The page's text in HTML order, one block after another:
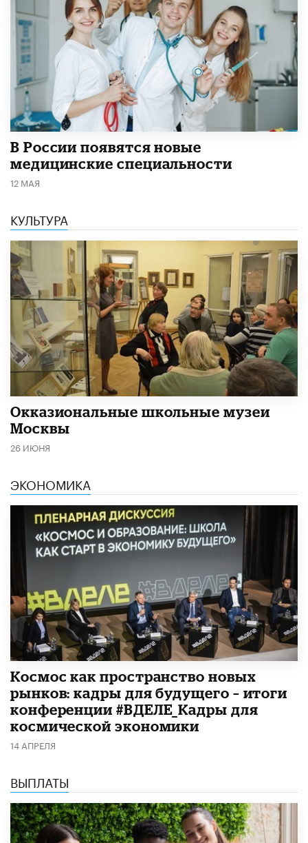
В России появятся новые
медицинские специальности
12 МАЯ
КУЛЬТУРА
​Окказиональные школьные музеи
Москвы
26 ИЮНЯ
ЭКОНОМИКА
Космос как пространство новых
рынков: кадры для будущего – итоги
конференции #ВДЕЛЕ_Кадры для
космической экономики
14 АПРЕЛЯ
ВЫПЛАТЫ